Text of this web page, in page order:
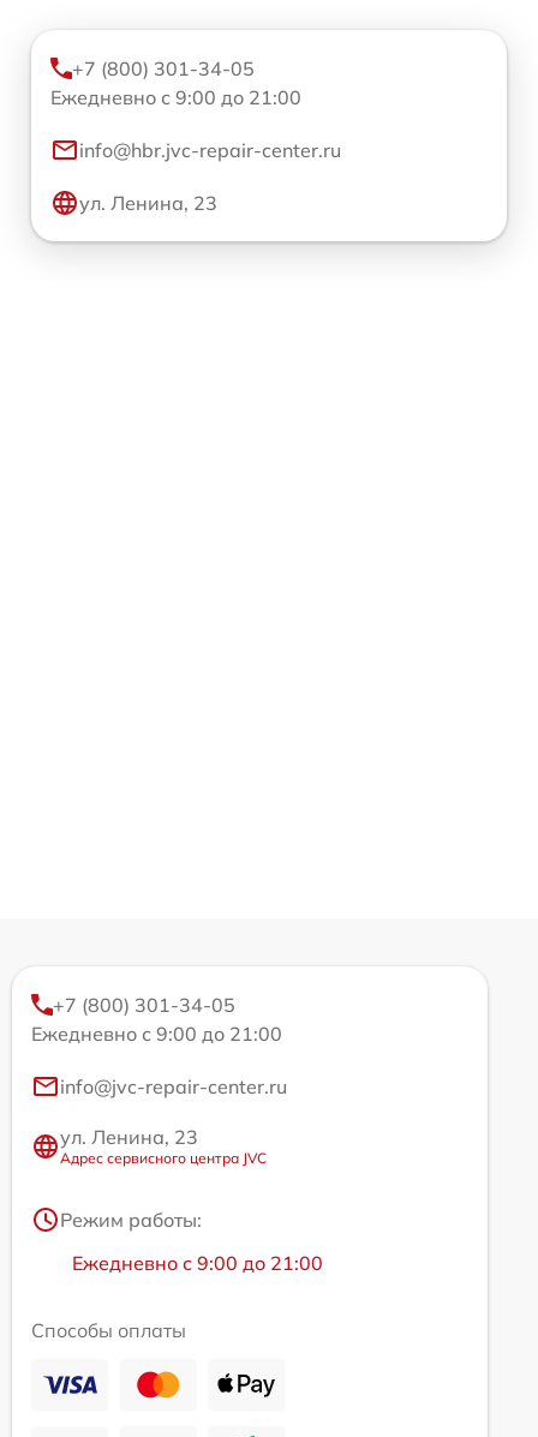
+7 (800) 301-34-05
Ежедневно с 9:00 до 21:00
info@hbr.jvc-repair-center.ru
ул. Ленина, 23
+7 (800) 301-34-05
Ежедневно с 9:00 до 21:00
info@jvc-repair-center.ru
ул. Ленина, 23
Адрес сервисного центра JVC
Режим работы:
Ежедневно с 9:00 до 21:00
Способы оплаты